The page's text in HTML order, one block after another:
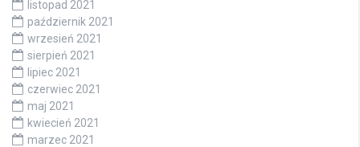
listopad 2021
październik 2021
wrzesień 2021
sierpień 2021
lipiec 2021
czerwiec 2021
maj 2021
kwiecień 2021
marzec 2021